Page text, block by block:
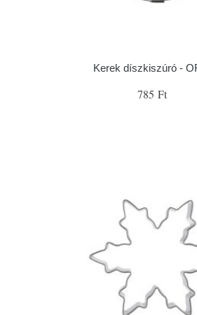
Kerek díszkiszúró -
785 Ft